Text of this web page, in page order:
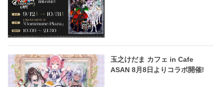
玉之けだま カフェ in Cafe
ASAN 8月8日よりコラボ開催!